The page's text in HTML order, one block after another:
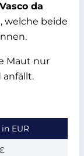
da
, welche beide
Maut nur
anfällt.
EUR